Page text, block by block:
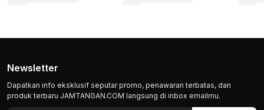
Newsletter
Dapatkan info eksklusif seputar promo, penawaran terbatas, dan
produk terbaru JAMTANGAN.COM langsung di inbox emailmu.